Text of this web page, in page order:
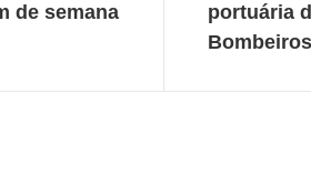
de semana
portuária
Bombeiros